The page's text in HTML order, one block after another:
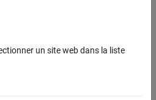
Based Boards
Microcontroller Blockset /
un site web dans la liste